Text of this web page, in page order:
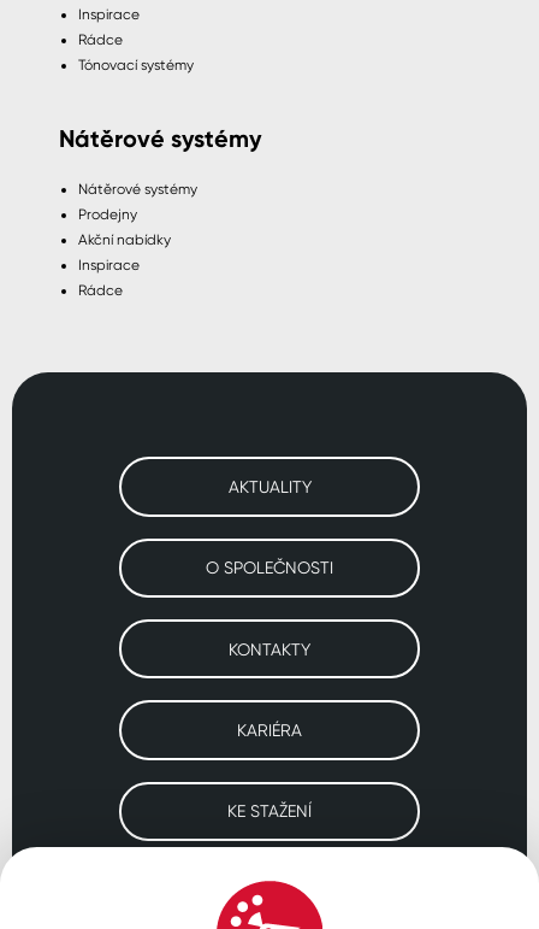
Inspirace
Rádce
Tónovací systémy
Nátěrové systémy
Nátěrové systémy
Prodejny
Akční nabídky
Inspirace
Rádce
AKTUALITY
O SPOLEČNOSTI
KONTAKTY
KARIÉRA
KE STAŽENÍ
Navštivte naše pobočky